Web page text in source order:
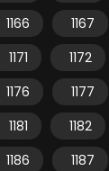
1166 1167
1171 1172
1176 1177
1181 1182
1186 1187